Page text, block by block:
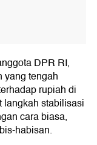
DPR RI,
yang tengah
rupiah di
langkah stabilisasi
cara biasa,
habisan.